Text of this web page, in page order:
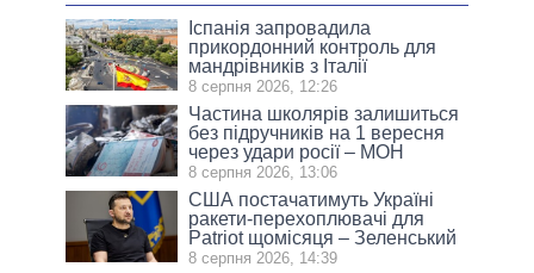
Іспанія запровадила
прикордонний контроль для
мандрівників з Італії
8 серпня 2026, 12:26
Частина школярів залишиться
без підручників на 1 вересня
через удари росії – МОН
8 серпня 2026, 13:06
США постачатимуть Україні
ракети-перехоплювачі для
Patriot щомісяця – Зеленський
8 серпня 2026, 14:39